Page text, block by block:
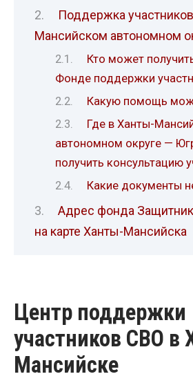
Поддержка
Мансийском автономном
Кто может
Фонде поддержки
Какую помощь
Где в Ханты-
автономном округе —
получить консультацию
Какие документы
Адрес фонда
на карте Ханты-Мансийска
Центр поддержки
участников СВО в
Мансийске